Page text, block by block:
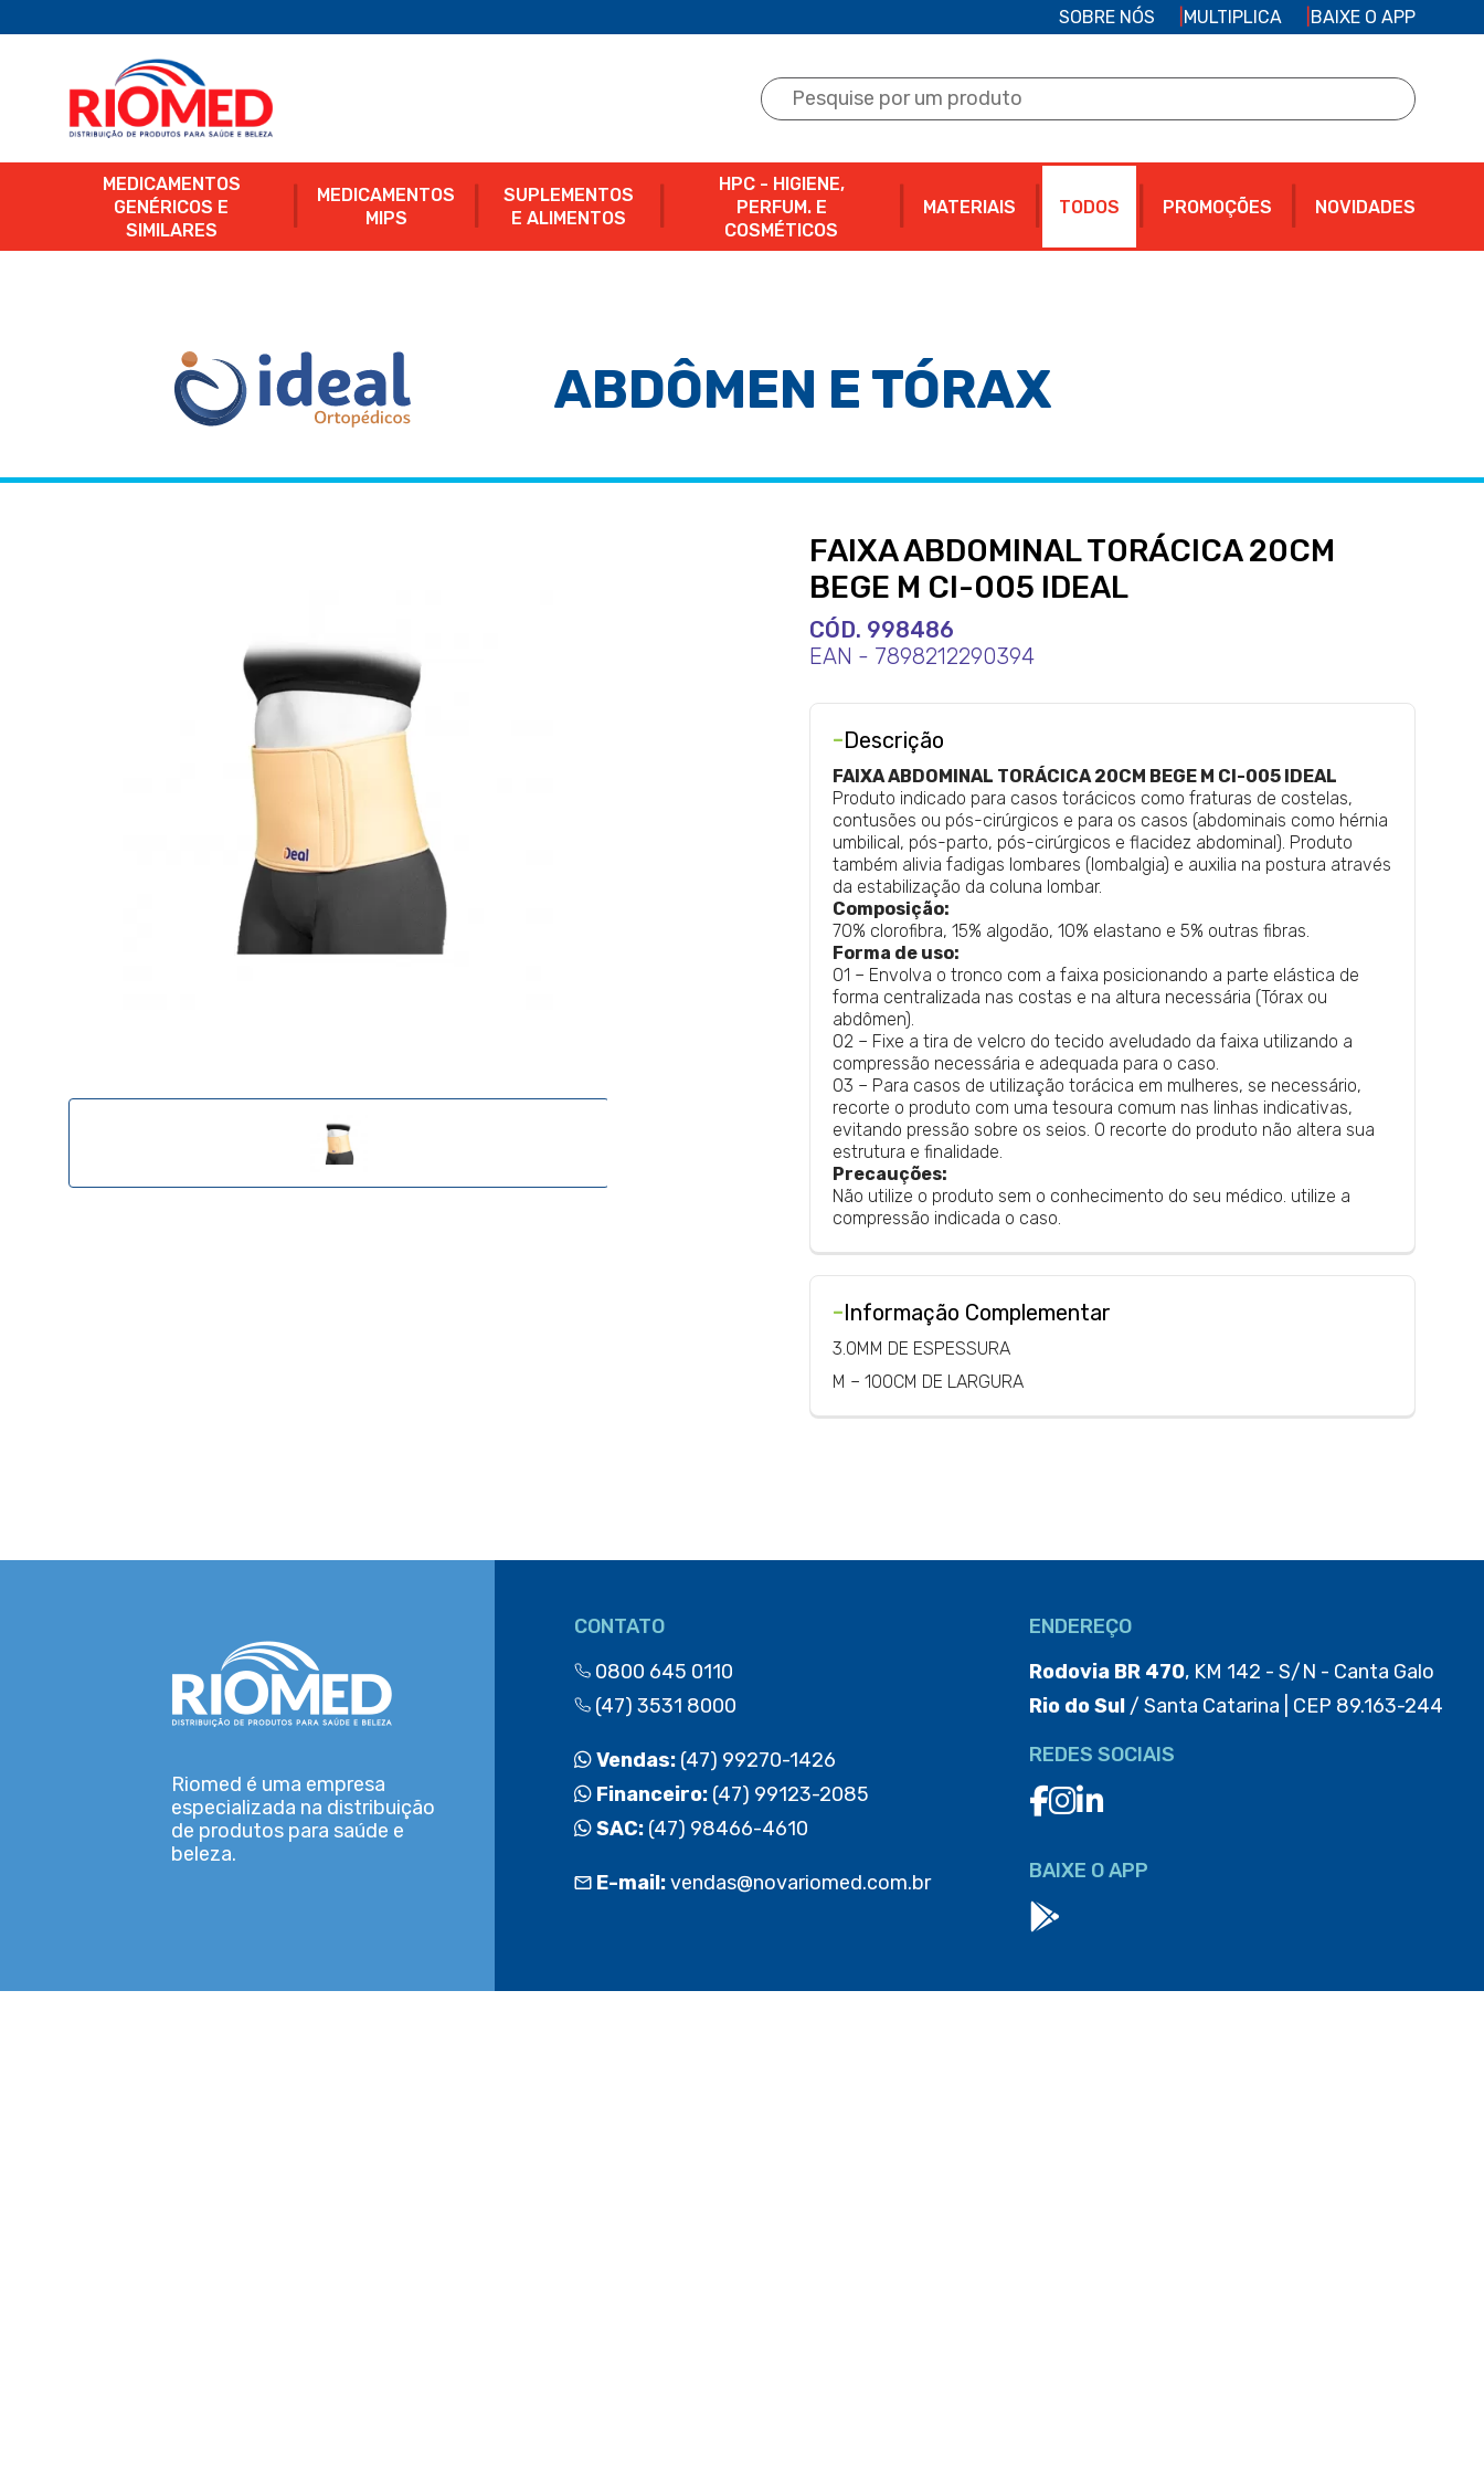
SOBRE NÓS MULTIPLICA BAIXE O APP
MEDICAMENTOS
GENÉRICOS E
SIMILARES
MEDICAMENTOS
MIPS
SUPLEMENTOS
E ALIMENTOS
HPC - HIGIENE,
PERFUM. E
COSMÉTICOS
MATERIAIS TODOS PROMOÇÕES NOVIDADES
ABDÔMEN E TÓRAX
FAIXA ABDOMINAL TORÁCICA 20CM
BEGE M CI-005 IDEAL
CÓD. 998486
EAN - 7898212290394
-Descrição
FAIXA ABDOMINAL TORÁCICA 20CM BEGE M CI-005 IDEAL
Produto indicado para casos torácicos como fraturas de costelas,
contusões ou pós-cirúrgicos e para os casos (abdominais como hérnia
umbilical, pós-parto, pós-cirúrgicos e flacidez abdominal). Produto
também alivia fadigas lombares (lombalgia) e auxilia na postura através
da estabilização da coluna lombar.
Composição:
70% clorofibra, 15% algodão, 10% elastano e 5% outras fibras.
Forma de uso:
01 – Envolva o tronco com a faixa posicionando a parte elástica de
forma centralizada nas costas e na altura necessária (Tórax ou
abdômen).
02 – Fixe a tira de velcro do tecido aveludado da faixa utilizando a
compressão necessária e adequada para o caso.
03 – Para casos de utilização torácica em mulheres, se necessário,
recorte o produto com uma tesoura comum nas linhas indicativas,
evitando pressão sobre os seios. O recorte do produto não altera sua
estrutura e finalidade.
Precauções:
Não utilize o produto sem o conhecimento do seu médico. utilize a
compressão indicada o caso.
-Informação Complementar
3.0MM DE ESPESSURA
M – 100CM DE LARGURA
Riomed é uma empresa
especializada na distribuição
de produtos para saúde e
beleza.
CONTATO
0800 645 0110
(47) 3531 8000
Vendas: (47) 99270-1426
Financeiro: (47) 99123-2085
SAC: (47) 98466-4610
E-mail:vendas@novariomed.com.br
ENDEREÇO
Rodovia BR 470, KM 142 - S/N - Canta Galo
Rio do Sul/ Santa Catarina | CEP 89.163-244
REDES SOCIAIS
BAIXE O APP